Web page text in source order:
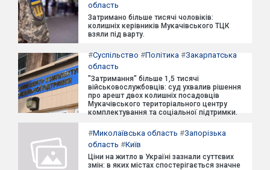
область
Затримано більше тисячі чоловіків:
колишніх керівників Мукачівського ТЦК
взяли під варту.
#Суспільство #Політика #Закарпатська
область
"Затримання" більше 1,5 тисячі
військовослужбовців: суд ухвалив рішення
про арешт двох колишніх посадовців
Мукачівського територіального центру
комплектування та соціальної підтримки.
#Миколаївська область #Запорізька
область #Київ
Ціни на житло в Україні зазнали суттєвих
змін: в яких містах спостерігається значне